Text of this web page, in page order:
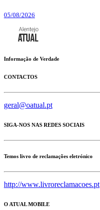
05/08/2026
Informação de Verdade
CONTACTOS
geral@oatual.pt
SIGA-NOS NAS REDES SOCIAIS
Temos livro de reclamações eletrónico
http://www.livroreclamacoes.pt
O ATUAL MOBILE